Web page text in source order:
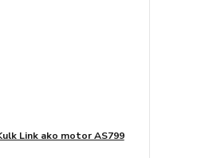
Link ako motor AS799